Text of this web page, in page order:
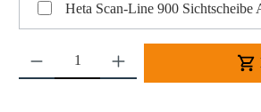
Heta Scan-Line 900 Sichtscheibe
Produkt Anzahl: Gib den gewünschten Wert